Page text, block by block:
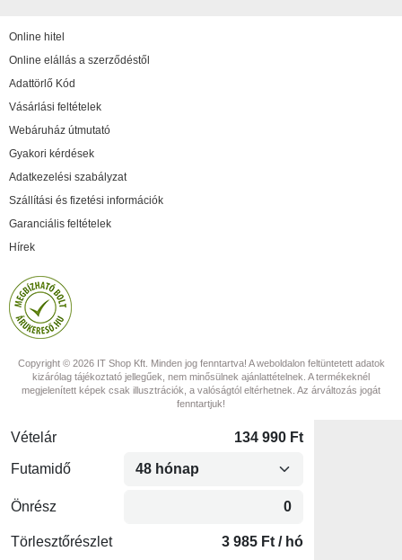
Online hitel
Online elállás a szerződéstől
Adattörlő Kód
Vásárlási feltételek
Webáruház útmutató
Gyakori kérdések
Adatkezelési szabályzat
Szállítási és fizetési információk
Garanciális feltételek
Hírek
Copyright © 2026 IT Shop Kft. Minden jog fenntartva! A weboldalon feltüntetett adatok
kizárólag tájékoztató jellegűek, nem minősülnek ajánlattételnek. A termékeknél
megjelenített képek csak illusztrációk, a valóságtól eltérhetnek. Az árváltozás jogát
fenntartjuk!